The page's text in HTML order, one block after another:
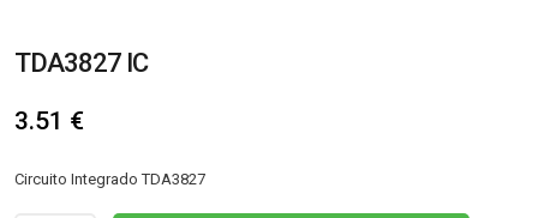
TDA3827 IC
3.51 €
Circuito Integrado TDA3827